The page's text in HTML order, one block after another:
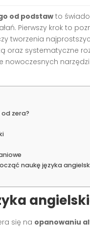
od podstaw to
Pierwszy krok to
tworzenia
oraz systematyczne
nowoczesnych
zera?
naukę języka
się na opanowaniu